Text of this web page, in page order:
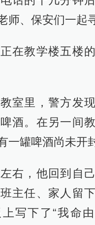
师、保安们一起
在教学楼五楼
室里，警方发
酒。在另一间
一罐啤酒尚未开
右，他回到自
主任、家人留
写下了“我命